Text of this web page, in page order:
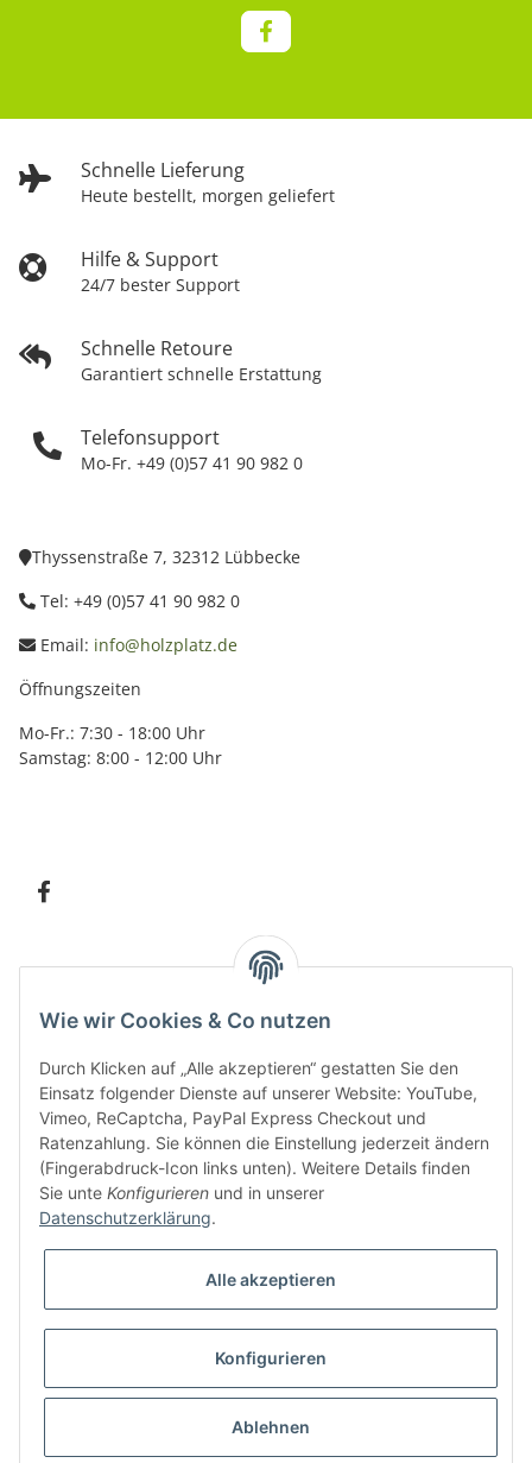
Schnelle Lieferung
Heute bestellt, morgen geliefert
Hilfe & Support
24/7 bester Support
Schnelle Retoure
Garantiert schnelle Erstattung
Telefonsupport
Mo-Fr. +49 (0)57 41 90 982 0
Thyssenstraße 7, 32312 Lübbecke
Tel: +49 (0)57 41 90 982 0
Email: info@holzplatz.de
Öffnungszeiten
Mo-Fr.: 7:30 - 18:00 Uhr
Samstag: 8:00 - 12:00 Uhr
Bitte senden Sie mir entsprechend IhrerDatenschutzerklärungregelmäßig und
jederzeit widerruflich Informationen zu Ihrem Produktsortiment per E-Mail zu.
* Alle Preise inkl. gesetzlicher USt., zzgl.
Wie wir Cookies & Co nutzen
Durch Klicken auf „Alle akzeptieren“ gestatten Sie den
Einsatz folgender Dienste auf unserer Website: YouTube,
Vimeo, ReCaptcha, PayPal Express Checkout und
Ratenzahlung. Sie können die Einstellung jederzeit ändern
(Fingerabdruck-Icon links unten). Weitere Details finden
Sie unte Konfigurieren und in unserer
Datenschutzerklärung.
Alle akzeptieren
Konfigurieren
Ablehnen